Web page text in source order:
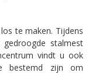
te maken. Tijdens
stalmest
vindt u ook
bestemd zijn om